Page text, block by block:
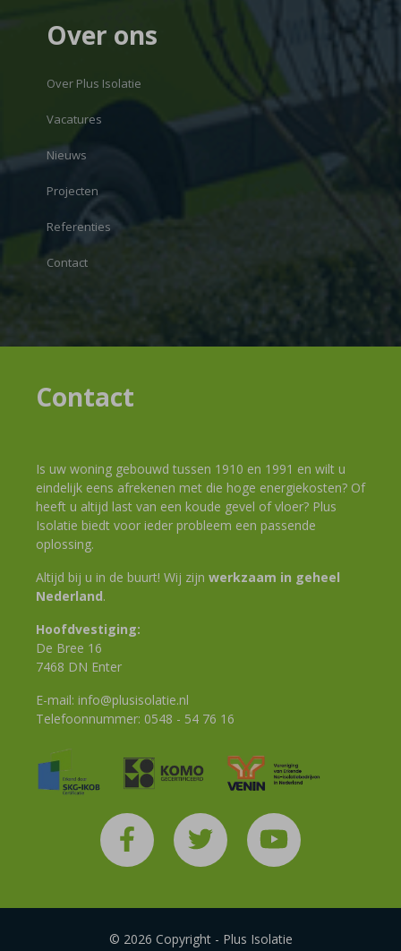
Over ons
Over Plus Isolatie
Vacatures
Nieuws
Projecten
Referenties
Contact
Contact
Is uw woning gebouwd tussen 1910 en 1991 en wilt u
eindelijk eens afrekenen met die hoge energiekosten? Of
heeft u altijd last van een koude gevel of vloer? Plus
Isolatie biedt voor ieder probleem een passende
oplossing.
Altijd bij u in de buurt! Wij zijn werkzaam in geheel
Nederland.
Hoofdvestiging:
De Bree 16
7468 DN Enter
E-mail: info@plusisolatie.nl
Telefoonnummer: 0548 - 54 76 16
© 2026 Copyright - Plus Isolatie